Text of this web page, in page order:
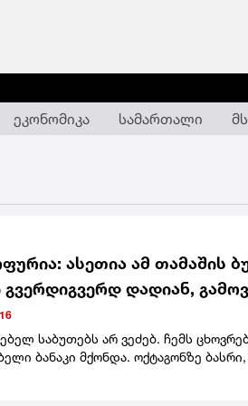
ეკონომიკა სამართალი
ასეთია ამ თამაშის
გვერდიგვერდ დადიან,
და დავბრუნდები უფრო
ჩვენი რევანში
საბუთებს არ ვეძებ. ჩემს
ბანაკი მქონდა. ოქტაგონზე